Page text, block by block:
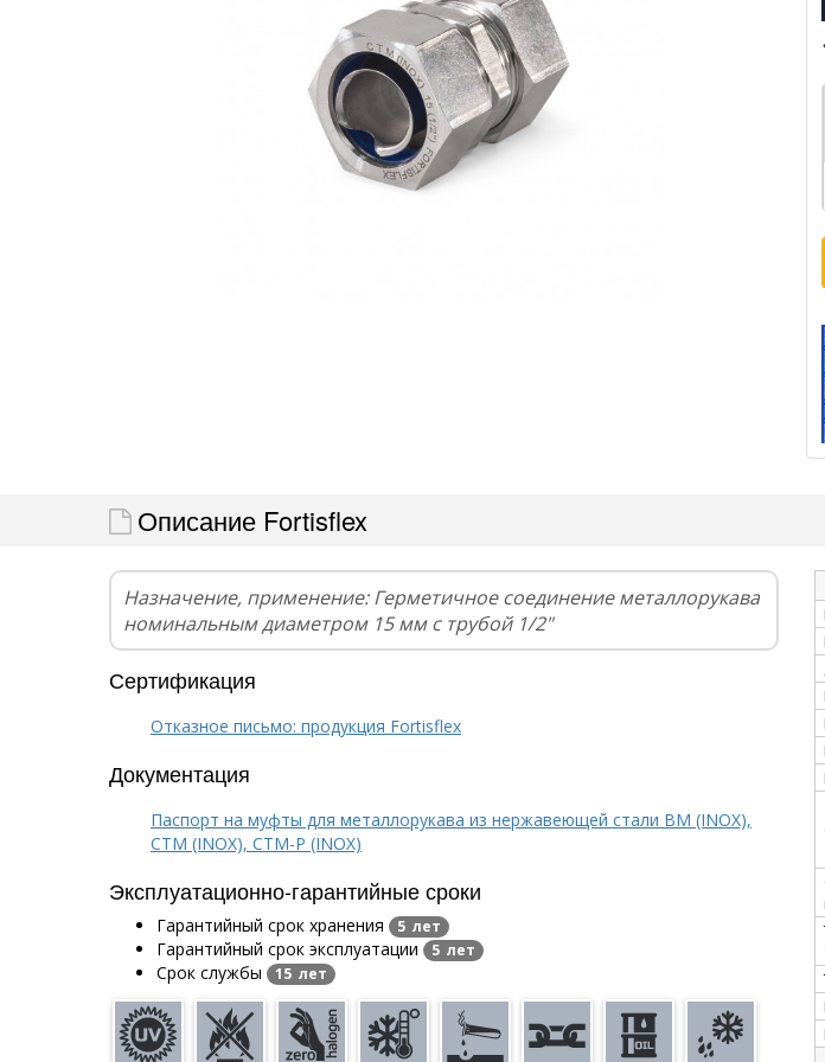
Описание Fortisflex
Назначение, применение: Герметичное соединение металлорукава
номинальным диаметром 15 мм с трубой 1/2"
Сертификация
Отказное письмо: продукция Fortisflex
Документация
Паспорт на муфты для металлорукава из нержавеющей стали ВМ (INOX),
СТМ (INOX), СТМ-Р (INOX)
Эксплуатационно-гарантийные сроки
Гарантийный срок хранения 5 лет
Гарантийный срок эксплуатации 5 лет
Срок службы 15 лет